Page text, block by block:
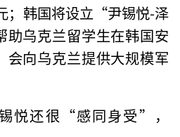
；韩国将设立“尹锡悦-泽
乌克兰留学生在韩国安
会向乌克兰提供大规模军
悦还很“感同身受”，